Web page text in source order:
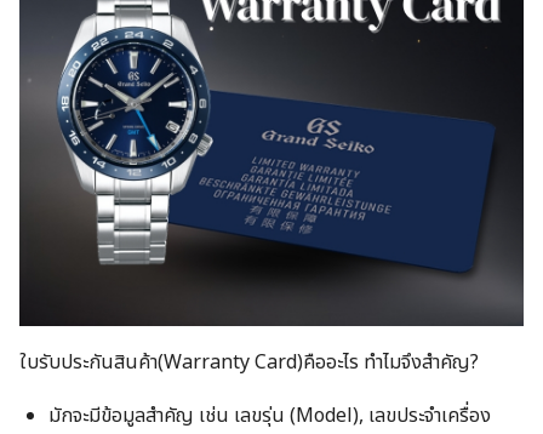
ใบรับประกันสินค้า(Warranty Card)คืออะไร ทำไมจึงสำคัญ?
มักจะมีข้อมูลสำคัญ เช่น เลขรุ่น (Model), เลขประจำเครื่อง